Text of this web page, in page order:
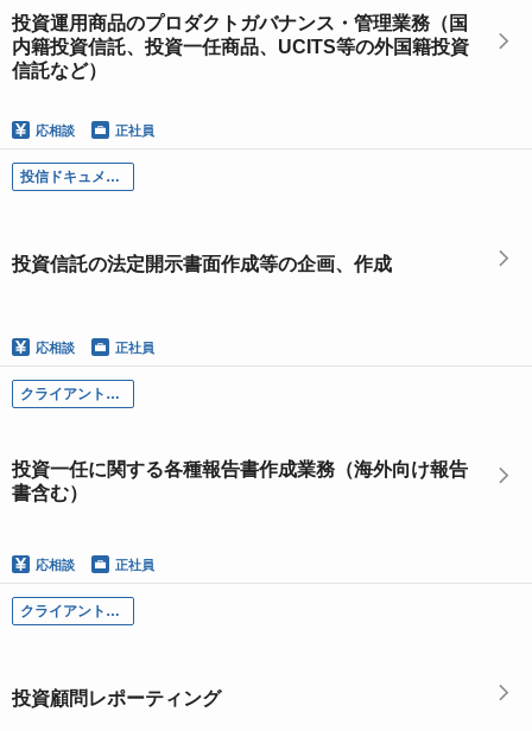
投資運用商品のプロダクトガバナンス・管理業務（国
内籍投資信託、投資一任商品、UCITS等の外国籍投資
信託など）
応相談 正社員
投信ドキュメンテーション部／投資信託の法定開示書面作成等の企画、作成
投資信託の法定開示書面作成等の企画、作成
応相談 正社員
クライアントレポーティング部-第一チーム／投資一任に関する各種報告書作成業務（海外向け報告書含む）
投資一任に関する各種報告書作成業務（海外向け報告
書含む）
応相談 正社員
クライアントレポーティング部-第一チーム／投資顧問レポーティング
投資顧問レポーティング